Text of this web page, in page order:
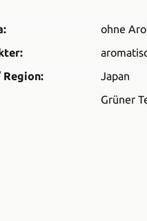
ohne
Region:
Japan
Grüner